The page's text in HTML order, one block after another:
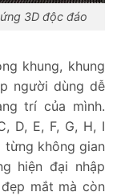
3D độc đáo
khung, khung
người dùng dễ
trí của mình.
D, E, F, G, H, I
từng không gian
hiện đại nhập
mắt mà còn